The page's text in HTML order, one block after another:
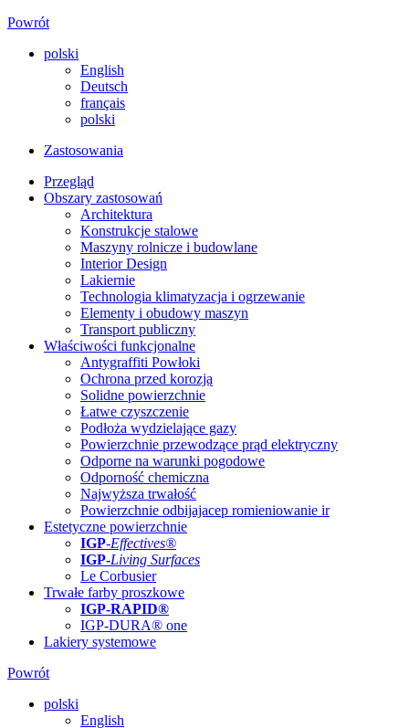
Powrót
polski
English
Deutsch
français
polski
Zastosowania
Przegląd
Obszary zastosowań
Architektura
Konstrukcje stalowe
Maszyny rolnicze i budowlane
Interior Design
Lakiernie
Technologia klimatyzacja i ogrzewanie
Elementy i obudowy maszyn
Transport publiczny
Właściwości funkcjonalne
Antygraffiti Powłoki
Ochrona przed korozją
Solidne powierzchnie
Łatwe czyszczenie
Podłoża wydzielające gazy
Powierzchnie przewodzące prąd elektryczny
Odporne na warunki pogodowe
Odporność chemiczna
Najwyższa trwałość
Powierzchnie odbijajacep romieniowanie ir
Estetyczne powierzchnie
IGP-Effectives®
IGP-Living Surfaces
Le Corbusier
Trwałe farby proszkowe
IGP-RAPID®
IGP-DURA® one
Lakiery systemowe
Powrót
polski
English